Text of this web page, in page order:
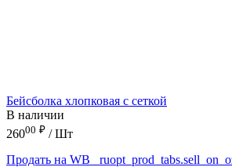
Бейсболка хлопковая с сеткой
В наличии
26000 ₽ / Шт
Продать на WB